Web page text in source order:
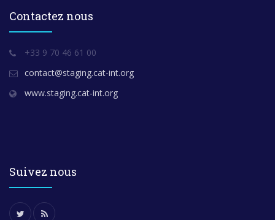
Contactez nous
+33 9 70 46 61 00
contact@staging.cat-int.org
www.staging.cat-int.org
Suivez nous